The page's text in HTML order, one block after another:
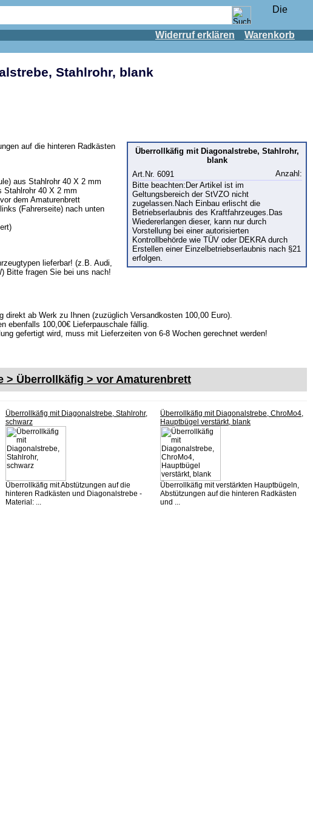
Widerruf erklären Warenkorb
Stahlrohr, blank
Überrollkäfig mit Diagonalstrebe, Stahlrohr,
blank
Art.Nr. 6091
Anzahl:
Bitte beachten:Der Artikel ist im
Geltungsbereich der StVZO nicht
zugelassen.Nach Einbau erlischt die
Betriebserlaubnis des Kraftfahrzeuges.Das
Wiedererlangen dieser, kann nur durch
Vorstellung bei einer autorisierten
Kontrollbehörde wie TÜV oder DEKRA durch
Erstellen einer Einzelbetriebserlaubnis nach §21
erfolgen.
auf die hinteren Radkästen
aus Stahlrohr 40 X 2 mm
Stahlrohr 40 X 2 mm
dem Amaturenbrett
(Fahrerseite) nach unten
lieferbar! (z.B. Audi,
Bitte fragen Sie bei uns nach!
direkt ab Werk zu Ihnen (zuzüglich Versandkosten 100,00 Euro).
ebenfalls 100,00€ Lieferpauschale fällig.
gefertigt wird, muss mit Lieferzeiten von 6-8 Wochen gerechnet werden!
> Überrollkäfig > vor Amaturenbrett
Überrollkäfig mit Diagonalstrebe, Stahlrohr,
schwarz
Überrollkäfig mit Abstützungen auf die
hinteren Radkästen und Diagonalstrebe -
Material: ...
Überrollkäfig mit Diagonalstrebe, ChroMo4,
Hauptbügel verstärkt, blank
Überrollkäfig mit verstärkten Hauptbügeln,
Abstützungen auf die hinteren Radkästen
und ...